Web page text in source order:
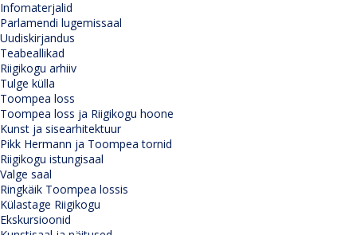
Infomaterjalid
Parlamendi lugemissaal
Uudiskirjandus
Teabeallikad
Riigikogu arhiiv
Tulge külla
Toompea loss
Toompea loss ja Riigikogu hoone
Kunst ja sisearhitektuur
Pikk Hermann ja Toompea tornid
Riigikogu istungisaal
Valge saal
Ringkäik Toompea lossis
Külastage Riigikogu
Ekskursioonid